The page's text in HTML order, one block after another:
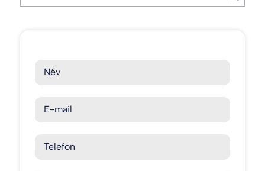
Név
E-mail
Telefon